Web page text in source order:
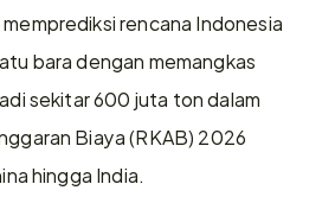
rencana Indonesia
bara dengan memangkas
sekitar 600 juta ton dalam
Biaya (RKAB) 2026
hingga India.